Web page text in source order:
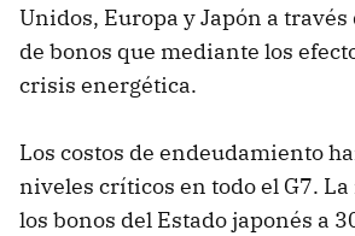
Unidos, Europa y Japón a través
de bonos que mediante los
crisis energética.
Los costos de endeudamiento
niveles críticos en todo el G7.
los bonos del Estado japonés a